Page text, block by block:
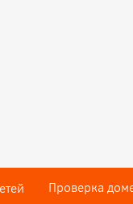
Проверка